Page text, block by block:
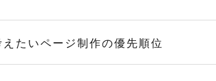
たいページ制作の優先順位